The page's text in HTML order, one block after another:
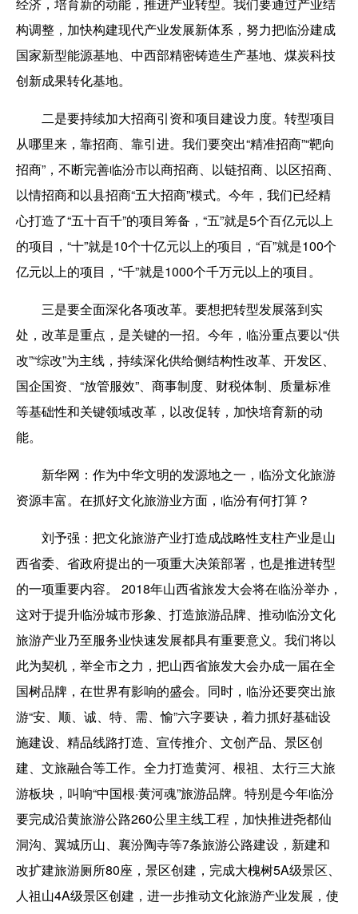
构调整，加快构建现代产业发展新体系，努力把临汾建成
国家新型能源基地、中西部精密铸造生产基地、煤炭科技
创新成果转化基地。
二是要持续加大招商引资和项目建设力度。 转型项目
从哪里来，靠招商、靠引进。我们要突出“精准招商”“靶向
招商”，不断完善临汾市以商招商、以链招商、以区招商、
以情招商和以县招商“五大招商”模式。今年，我们已经精
心打造了“五十百千”的项目筹备，“五”就是5个百亿元以上
的项目，“十”就是10个十亿元以上的项目，“百”就是100个
亿元以上的项目，“千”就是1000个千万元以上的项目。
三是要全面深化各项改革。 要想把转型发展落到实
处，改革是重点，是关键的一招。今年，临汾重点要以“供
改”“综改”为主线，持续深化供给侧结构性改革、开发区、
国企国资、“放管服效”、商事制度、财税体制、质量标准
等基础性和关键领域改革，以改促转，加快培育新的动
能。
新华网： 作为中华文明的发源地之一，临汾文化旅游
资源丰富。在抓好文化旅游业方面，临汾有何打算？
刘予强： 把文化旅游产业打造成战略性支柱产业是山
西省委、省政府提出的一项重大决策部署，也是推进转型
的一项重要内容。 2018年山西省旅发大会将在临汾举办，
这对于提升临汾城市形象、打造旅游品牌、推动临汾文化
旅游产业乃至服务业快速发展都具有重要意义。我们将以
此为契机，举全市之力，把山西省旅发大会办成一届在全
国树品牌，在世界有影响的盛会。同时，临汾还要突出旅
游“安、顺、诚、特、需、愉”六字要诀，着力抓好基础设
施建设、精品线路打造、宣传推介、文创产品、景区创
建、文旅融合等工作。全力打造黄河、根祖、太行三大旅
游板块，叫响“中国根·黄河魂”旅游品牌。特别是今年临汾
要完成沿黄旅游公路260公里主线工程，加快推进尧都仙
洞沟、翼城历山、襄汾陶寺等7条旅游公路建设，新建和
改扩建旅游厕所80座，景区创建，完成大槐树5A级景区、
人祖山4A级景区创建，进一步推动文化旅游产业发展，使